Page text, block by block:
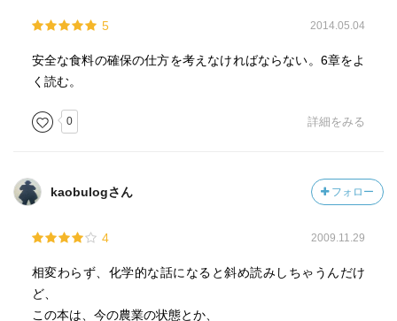
5 2014.05.04
安全な食料の確保の仕方を考えなければならない。6章をよ
く読む。
0 詳細をみる
kaobulogさん フォロー
4 2009.11.29
相変わらず、化学的な話になると斜め読みしちゃうんだけ
ど、
この本は、今の農業の状態とか、